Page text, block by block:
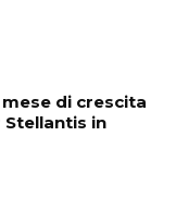
di crescita
in